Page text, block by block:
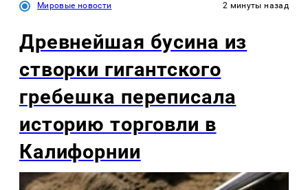
Мировые новости 2 минуты назад
Древнейшая бусина из
створки гигантского
гребешка переписала
историю торговли в
Калифорнии